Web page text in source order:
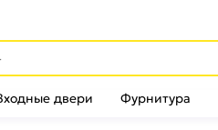
двери Фурнитура